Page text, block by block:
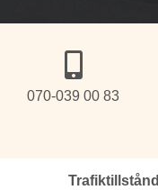
070-039 00 83
Trafiktillstånd